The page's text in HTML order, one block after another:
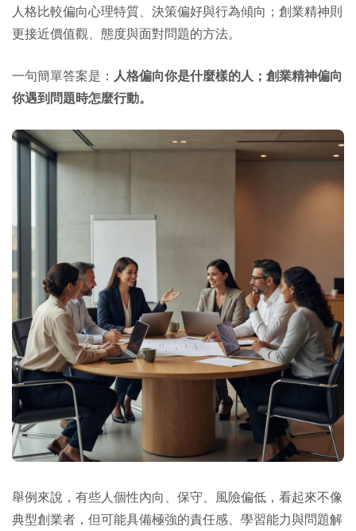
人格比較偏向心理特質、決策偏好與行為傾向；創業精神則
更接近價值觀、態度與面對問題的方法。
一句簡單答案是： 人格偏向你是什麼樣的人；創業精神偏向
你遇到問題時怎麼行動。
舉例來說，有些人個性內向、保守、風險偏低，看起來不像
典型創業者，但可能具備極強的責任感、學習能力與問題解